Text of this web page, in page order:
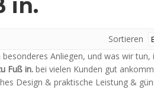
in.
Sortieren
Anliegen, und was wir
Fuß in. bei vielen Kunden gut
Design & praktische Leistung &